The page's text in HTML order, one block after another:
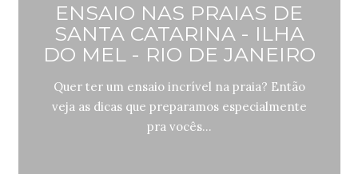
ENSAIO NAS PRAIAS DE
SANTA CATARINA - ILHA
DO MEL - RIO DE JANEIRO
Quer ter um ensaio incrível na praia? Então
veja as dicas que preparamos especialmente
pra vocês...